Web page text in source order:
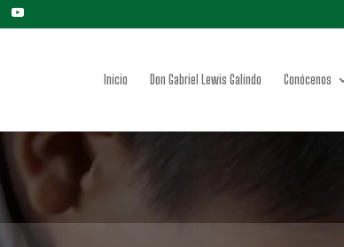
Inicio Don Gabriel Lewis Galindo Conócenos